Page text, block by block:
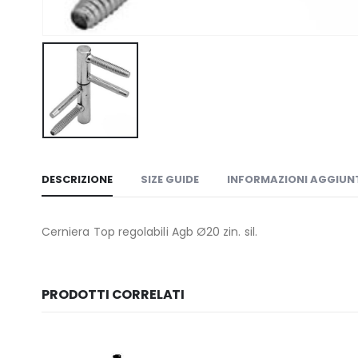
DESCRIZIONE SIZE GUIDE INFORMAZIONI
Cerniera Top regolabili Agb Ø20 zin. sil.
PRODOTTI CORRELATI